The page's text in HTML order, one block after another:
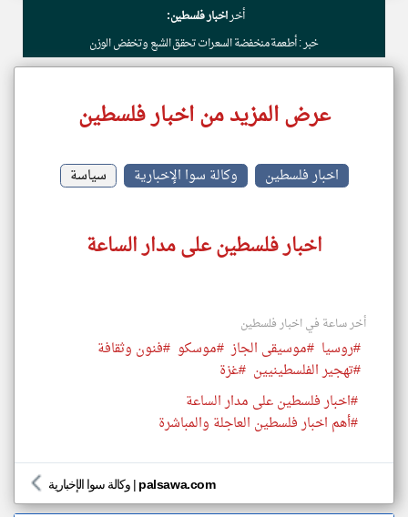
أخراخبار فلسطين:
خبر : أطعمة منخفضة السعرات تحقق الشبع وتخفض الوزن
عرض المزيد من اخبار فلسطين
اخبار فلسطين وكالة سوا الإخبارية سياسة
اخبار فلسطين على مدار الساعة
أخر ساعة في اخبار فلسطين
#روسيا #موسيقى الجاز #موسكو #فنون وثقافة
#تهجير الفلسطينيين #غزة
#اخبار فلسطين على مدار الساعة
#أهم اخبار فلسطين العاجلة والمباشرة
وكالة سوا الإخبارية | palsawa.com